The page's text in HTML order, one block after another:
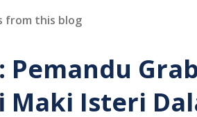
from this blog
Pemandu
Maki Isteri